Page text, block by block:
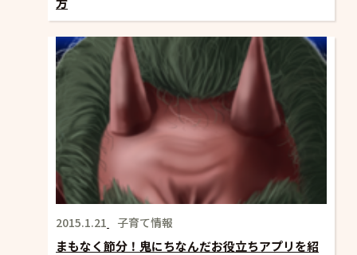
2015.1.21 子育て情報
まもなく節分！鬼にちなんだお役立ちアプリを紹